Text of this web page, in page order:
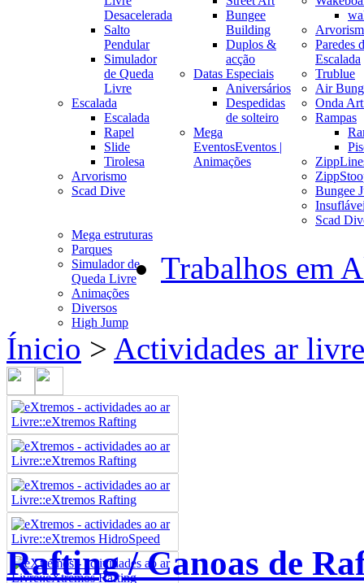
Desacelerada
Salto
Pendular
Simulador
de Queda
Livre
Escalada
Escalada
Rapel
Slide
Tirolesa
Arvorismo
Scad Dive
Bungee
Building
Duplos &
acção
Datas Especiais
Aniversários
Despedidas
de solteiro
Mega
EventosEventos |
Animações
Paredes
Escalada
Trublue
Air
Onda
Rampas
Bungee
Scad
Mega estruturas
Parques
Simulador de
Queda Livre
Animações
Diversos
High Jump
Trabalhos em
Ínicio > Actividades ar livre
Rafting / Canoas de